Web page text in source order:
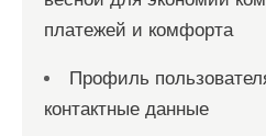
платежей и комфорта
Профиль
контактные данные